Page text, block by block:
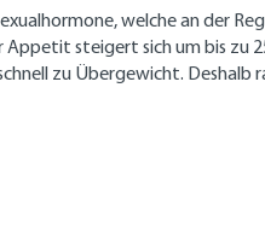
welche an der
steigert sich um bis zu
zu Übergewicht.